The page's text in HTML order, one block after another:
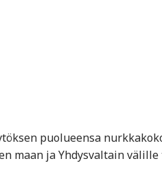
puolueensa
maan ja Yhdysvaltain välille